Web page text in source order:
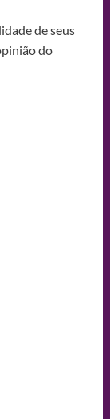
de seus
do